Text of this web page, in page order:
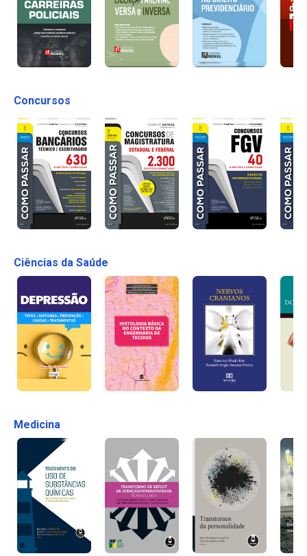
Concursos
Ciências da Saúde
Medicina